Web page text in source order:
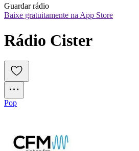
Guardar rádio
Baixe gratuitamente na App Store
Rádio Cister
Pop